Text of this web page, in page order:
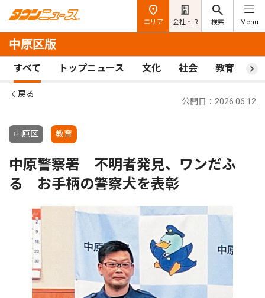
エリア 会社・IR 検索 Menu
中原区版
すべて トップニュース 文化 社会 教育 ス
戻る
中原区 教育
公開日：2026.06.12
中原警察署 不明者発見、ワンだふ
る お手柄の警察犬を表彰